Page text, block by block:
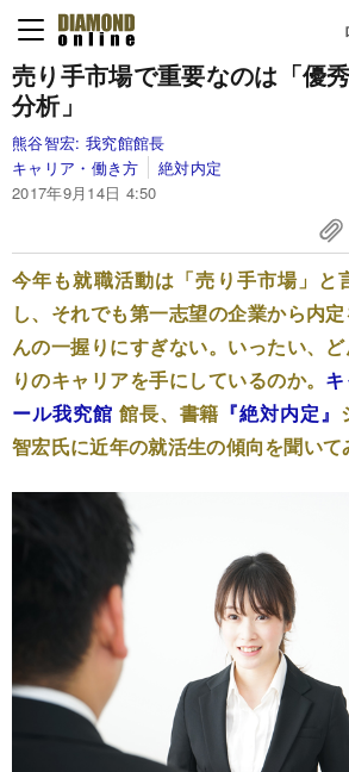
売り手市場で重要なのは「優
分析」
熊谷智宏: 我究館館長
キャリア・働き方
絶対内定
2017年9月14日 4:50
今年も就職活動は「売り手市場」と
し、それでも第一志望の企業から内
んの一握りにすぎない。いったい、
りのキャリアを手にしているのか。
ール我究館 館長、書籍 『絶対内定』
智宏氏に近年の就活生の傾向を聞いて